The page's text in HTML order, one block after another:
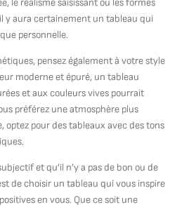
le réalisme saisissant ou les formes
y aura certainement un tableau qui
personnelle.
pensez également à votre style
moderne et épuré, un tableau
et aux couleurs vives pourrait
préférez une atmosphère plus
optez pour des tableaux avec des tons
et qu’il n’y a pas de bon ou de
de choisir un tableau qui vous inspire
en vous. Que ce soit une